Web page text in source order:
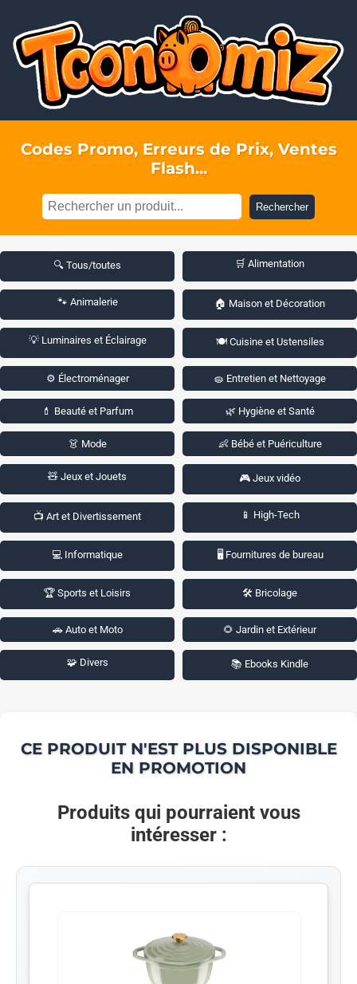
Codes Promo, Erreurs de Prix, Ventes
Flash...
Rechercher
🔍 Tous/toutes 🛒 Alimentation
🐾 Animalerie 🏠 Maison et Décoration
💡 Luminaires et Éclairage 🍽️ Cuisine et Ustensiles
⚙️ Électroménager 🧽 Entretien et Nettoyage
💄 Beauté et Parfum 🌿 Hygiène et Santé
👗 Mode 👶 Bébé et Puériculture
🧸 Jeux et Jouets 🎮 Jeux vidéo
📺 Art et Divertissement 📱 High-Tech
💻 Informatique 🖥️ Fournitures de bureau
🏆 Sports et Loisirs 🛠️ Bricolage
🚗 Auto et Moto 🌻 Jardin et Extérieur
🧩 Divers 📚 Ebooks Kindle
CE PRODUIT N'EST PLUS DISPONIBLE
EN PROMOTION
Produits qui pourraient vous
intéresser :